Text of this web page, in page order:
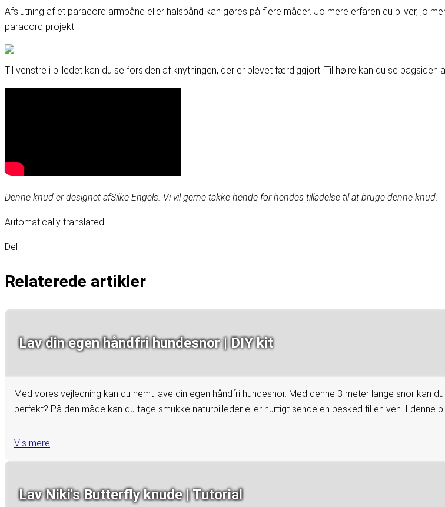
Afslutning af et paracord armbånd eller halsbånd kan gøres på flere måder. Jo mere erfaren du bliver, jo
paracord projekt.
Til venstre i billedet kan du se forsiden af knytningen, der er blevet færdiggjort. Til højre kan du se bagsiden
Denne knud er designet afSilke Engels. Vi vil gerne takke hende for hendes tilladelse til at bruge denne knud.
Automatically translated
Del
Relaterede artikler
Lav din egen håndfri hundesnor | DIY kit
Med vores vejledning kan du nemt lave din egen håndfri hundesnor. Med denne 3 meter lange snor kan
perfekt? På den måde kan du tage smukke naturbilleder eller hurtigt sende en besked til en ven. I
Vis mere
Lav Niki's Butterfly knude | Tutorial